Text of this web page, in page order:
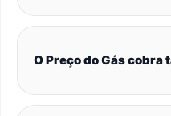
O Preço do Gás cobra